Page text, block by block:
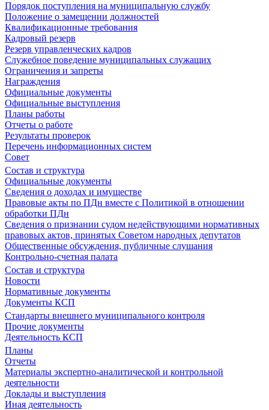
Порядок поступления на муниципальную службу
Положение о замещении должностей
Квалификационные требования
Кадровый резерв
Резерв управленческих кадров
Служебное поведение муниципальных служащих
Ограничения и запреты
Награждения
Официальные документы
Официальные выступления
Планы работы
Отчеты о работе
Результаты проверок
Перечень информационных систем
Совет
Состав и структура
Официальные документы
Сведения о доходах и имуществе
Правовые акты по ПДн вместе с Политикой в отношении
обработки ПДн
Сведения о признании судом недействующими нормативных
правовых актов, принятых Советом народных депутатов
Общественные обсуждения, публичные слушания
Контрольно-счетная палата
Состав и структура
Новости
Нормативные документы
Документы КСП
Стандарты внешнего муниципального контроля
Прочие документы
Деятельность КСП
Планы
Отчеты
Материалы экспертно-аналитической и контрольной
деятельности
Доклады и выступления
Иная деятельность